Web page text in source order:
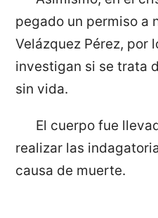
pegado un permiso a
Velázquez Pérez, por
investigan si se trata
sin vida.
El cuerpo fue
realizar las
causa de muerte.